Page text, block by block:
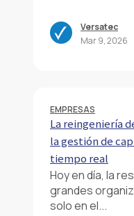
Versatec
Mar 9, 2026
EMPRESAS
La reingeniería
la gestión de
tiempo real
Hoy en día, la
grandes
solo en el...